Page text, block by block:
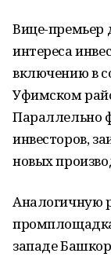
Вице-премьер
интереса
включению в
Уфимском
Параллельно
инвесторов,
новых
Аналогичную
западе